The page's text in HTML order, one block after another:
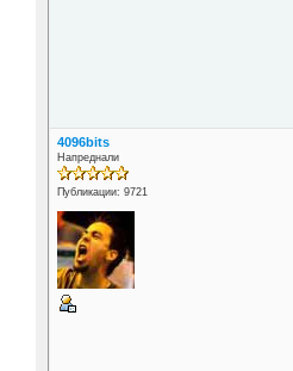
4096bits
Напреднали
Публикации: 9721